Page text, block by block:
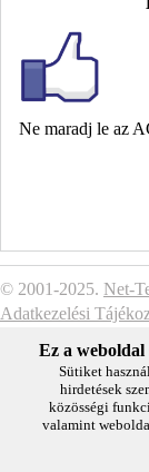
Ne maradj le az
© 2001-2025. Net-
Adatkezelési
Ez a
Sütiket
hirdetések
közösségi
valamint